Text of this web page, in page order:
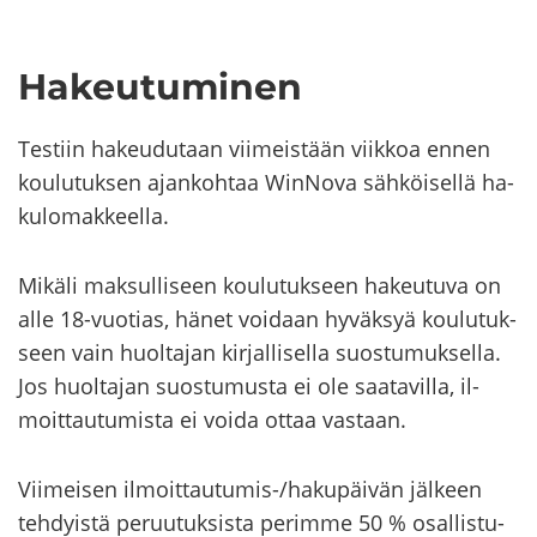
Ha­keu­tu­mi­nen
Tes­tiin ha­keu­du­taan vii­meis­tään viik­koa ennen
kou­lu­tuk­sen ajan­koh­taa WinNova säh­köi­sel­lä ha­
ku­lo­mak­keel­la.
Mi­kä­li mak­sul­li­seen kou­lu­tuk­seen ha­keu­tu­va on
alle 18-​​vuotias, hänet voi­daan hy­väk­syä kou­lu­tuk­
seen vain huol­ta­jan kir­jal­li­sel­la suos­tu­muk­sel­la.
Jos huol­ta­jan suos­tu­mus­ta ei ole saa­ta­vil­la, il­
moit­tau­tu­mis­ta ei voida ottaa vas­taan.
Vii­mei­sen ilmoittautumis-​​​/ha­ku­päi­vän jäl­keen
teh­dyis­tä pe­ruu­tuk­sis­ta pe­rim­me 50 % osal­lis­tu­